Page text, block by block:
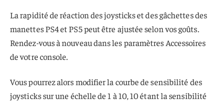
La rapidité de réaction des joysticks et des gâchettes des
manettes PS4 et PS5 peut être ajustée selon vos goûts.
Rendez-vous à nouveau dans les paramètres Accessoires
de votre console.
Vous pourrez alors modifier la courbe de sensibilité des
joysticks sur une échelle de 1 à 10, 10 étant la sensibilité